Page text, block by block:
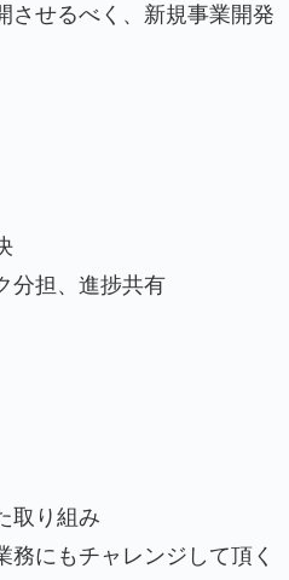
させるべく、新規事業開発
分担、進捗共有
取り組み
にもチャレンジして頂く